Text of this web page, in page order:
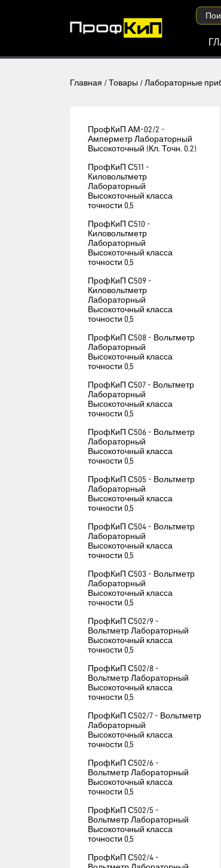
Главная / Товары / Лабораторные
ПрофКиП АМ-02/2 -
Амперметр Лабораторный
Высокоточный (Кл. Точн. 0.2)
ПрофКиП С511 -
Киловольтметр
Лабораторный
Высокоточный класса
точности 0,5
ПрофКиП С510 -
Киловольтметр
Лабораторный
Высокоточный класса
точности 0,5
ПрофКиП С509 -
Киловольтметр
Лабораторный
Высокоточный класса
точности 0,5
ПрофКиП С508 - Вольтметр
Лабораторный
Высокоточный класса
точности 0,5
ПрофКиП С507 - Вольтметр
Лабораторный
Высокоточный класса
точности 0,5
ПрофКиП С506 - Вольтметр
Лабораторный
Высокоточный класса
точности 0,5
ПрофКиП С505 - Вольтметр
Лабораторный
Высокоточный класса
точности 0,5
ПрофКиП С504 - Вольтметр
Лабораторный
Высокоточный класса
точности 0,5
ПрофКиП С503 - Вольтметр
Лабораторный
Высокоточный класса
точности 0,5
ПрофКиП С502/9 -
Вольтметр Лабораторный
Высокоточный класса
точности 0,5
ПрофКиП С502/8 -
Вольтметр Лабораторный
Высокоточный класса
точности 0,5
ПрофКиП С502/7 - Вольтметр
Лабораторный
Высокоточный класса
точности 0,5
ПрофКиП С502/6 -
Вольтметр Лабораторный
Высокоточный класса
точности 0,5
ПрофКиП С502/5 -
Вольтметр Лабораторный
Высокоточный класса
точности 0,5
ПрофКиП С502/4 -